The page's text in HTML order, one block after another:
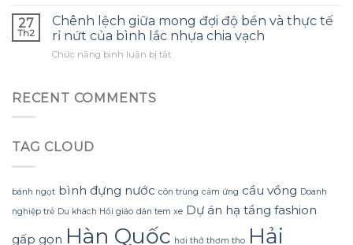
xoay
đôi
cuộc
độ
bền
gây
thông
minh
xoay
360
dùng
tế
sau
một
thời
có
nắp
đậy
27
Th2
Chênh lệch giữa mong đợi độ bền và thực tế
rỉ nứt của bình lắc nhựa chia vạch
Chức năng bình luận bị tắtở
tế
nứt
bình
RECENT COMMENTS
TAG CLOUD
bánh ngọt bình đựng nước côn trùng cảm ứng cầu vồng Doanh
nghiệp trẻ Du khách Hồi giáo dán tem xe Dự án hạ tầng fashion
gấp gọn Hàn Quốc hơi thở thơm tho Hải